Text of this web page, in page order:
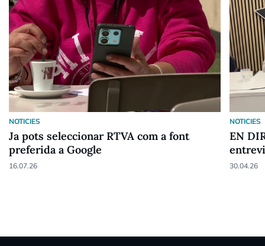
NOTICIES
Ja pots seleccionar RTVA com a font
preferida a Google
16.07.26
NOTICIES
EN
30.04.26